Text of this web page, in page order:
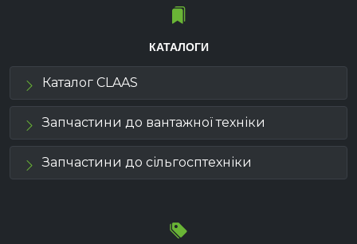
КАТАЛОГИ
Каталог CLAAS
Запчастини до вантажної техніки
Запчастини до сільгосптехніки